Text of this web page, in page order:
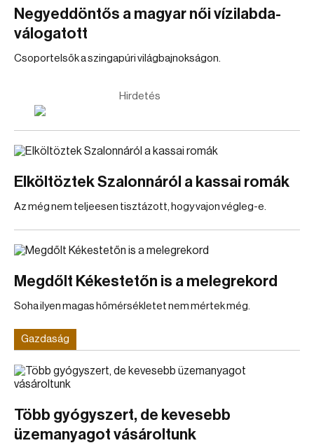
Negyeddöntős a magyar női vízilabda-
válogatott
Csoportelsők a szingapúri világbajnokságon.
Hirdetés
Elköltöztek Szalonnáról a kassai romák
Az még nem teljeesen tisztázott, hogy vajon végleg-e.
Megdőlt Kékestetőn is a melegrekord
Soha ilyen magas hőmérsékletet nem mértek még.
Gazdaság
Több gyógyszert, de kevesebb
üzemanyagot vásároltunk